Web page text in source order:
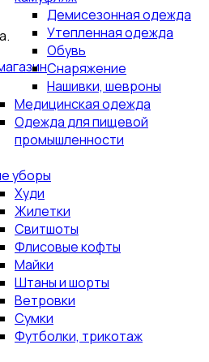
Демисезонная одежда
Утепленная одежда
Обувь
Снаряжение
Нашивки, шевроны
Медицинская одежда
Одежда для пищевой
промышленности
уборы
Худи
Жилетки
Свитшоты
Флисовые кофты
Майки
Штаны и шорты
Ветровки
Сумки
Футболки, трикотаж